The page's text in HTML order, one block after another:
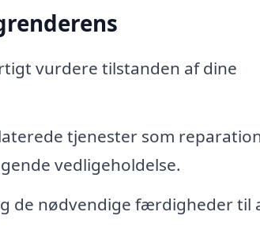
vurdere tilstanden af dine
tjenester som
vedligeholdelse.
de nødvendige færdigheder til